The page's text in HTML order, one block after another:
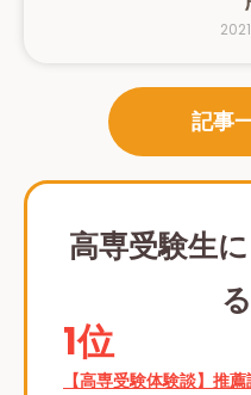
記事
高専受験生
1位
【高専受験体験談】推